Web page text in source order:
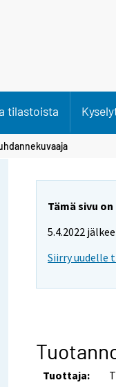
tilastoista
Tämä sivu
5.4.2022
Siirry uudelle
Tuottaja: